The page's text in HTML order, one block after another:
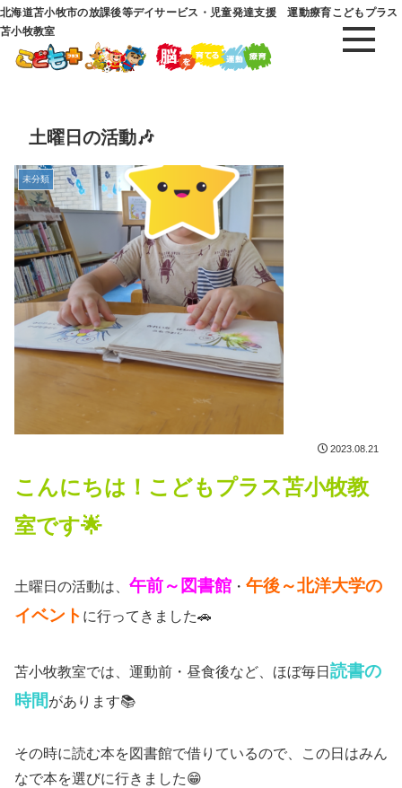
北海道苫小牧市の放課後等デイサービス・児童発達支援 運動療育こどもプラス
苫小牧教室
土曜日の活動🎶
未分類
2023.08.21
こんにちは！こどもプラス苫小牧教
室です🌟
土曜日の活動は、 午前～図書館 ・ 午後～北洋大学の
イベント に行ってきました🚗
苫小牧教室では、運動前・昼食後など、ほぼ毎日 読書の
時間があります📚
その時に読む本を図書館で借りているので、この日はみん
なで本を選びに行きました😁